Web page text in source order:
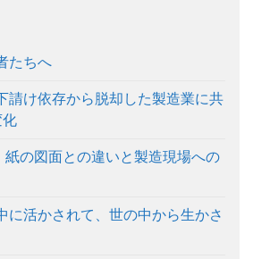
たちへ
請け依存から脱却した製造業に共
化
の図面との違いと製造現場への
に活かされて、世の中から生かさ